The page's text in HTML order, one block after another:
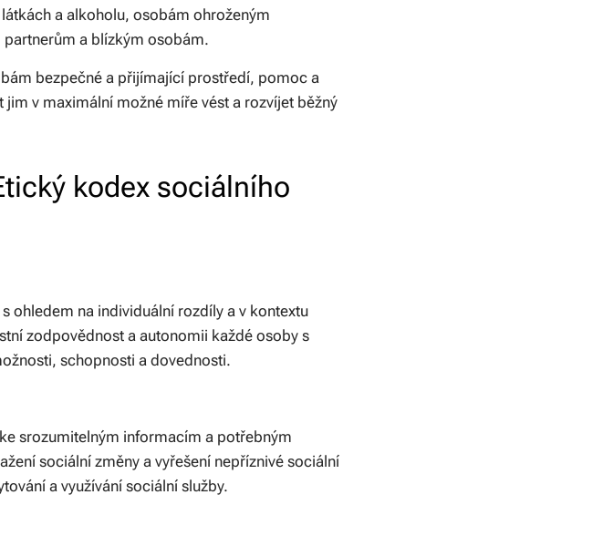
a alkoholu, osobám ohroženým
a blízkým osobám.
bezpečné a přijímající prostředí, pomoc a
v maximální možné míře vést a rozvíjet běžný
kodex sociálního
ohledem na individuální rozdíly a v kontextu
zodpovědnost a autonomii každé osoby s
schopnosti a dovednosti.
srozumitelným informacím a potřebným
sociální změny a vyřešení nepříznivé sociální
a využívání sociální služby.